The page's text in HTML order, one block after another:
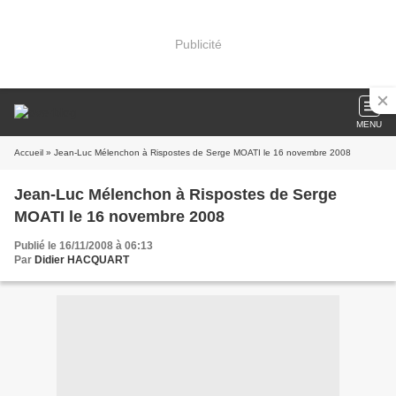
Publicité
MENU
Accueil » Jean-Luc Mélenchon à Rispostes de Serge MOATI le 16 novembre 2008
Jean-Luc Mélenchon à Rispostes de Serge
MOATI le 16 novembre 2008
Publié le 16/11/2008 à 06:13
Par Didier HACQUART